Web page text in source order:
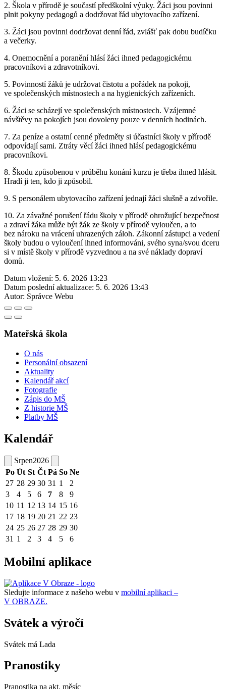
2. Škola v přírodě je součastí předškolní výuky. Žáci jsou povinni
plnit pokyny pedagogů a dodržovat řád ubytovacího zařízení.
3. Žáci jsou povinni dodržovat denní řád, zvlášť pak dobu budíčku
a večerky.
4. Onemocnění a poranění hlásí žáci ihned pedagogickému
pracovníkovi a zdravotníkovi.
5. Povinností žáků je udržovat čistotu a pořádek na pokoji,
ve společenských místnostech a na hygienických zařízeních.
6. Žáci se scházejí ve společenských místnostech. Vzájemné
návštěvy na pokojích jsou dovoleny pouze v denních hodinách.
7. Za peníze a ostatní cenné předměty si účastníci školy v přírodě
odpovídají sami. Ztráty věcí žáci ihned hlásí pedagogickému
pracovníkovi.
8. Škodu způsobenou v průběhu konání kurzu je třeba ihned hlásit.
Hradí ji ten, kdo ji způsobil.
9. S personálem ubytovacího zařízení jednají žáci slušně a zdvořile.
10. Za závažné porušení řádu školy v přírodě ohrožující bezpečnost
a zdraví žáka může být žák ze školy v přírodě vyloučen, a to
bez nároku na vrácení uhrazených záloh. Zákonní zástupci a vedení
školy budou o vyloučení ihned informováni, svého syna/svou dceru
si v místě školy v přírodě vyzvednou a na své náklady dopraví
domů.
Datum vložení: 5. 6. 2026 13:23
Datum poslední aktualizace: 5. 6. 2026 13:43
Autor: Správce Webu
Mateřská škola
O nás
Personální obsazení
Aktuality
Kalendář akcí
Fotografie
Zápis do MŠ
Z historie MŠ
Platby MŠ
Kalendář
Srpen2026
Po Út St Čt Pá So Ne
27 28 29 30 31 1
2
3
4 5 6 7 8
9
10 11 12 13 14 15 16
17 18 19 20 21 22 23
24 25 26 27 28 29 30
31 1 2 3 4 5 6
Mobilní aplikace
Sledujte informace z našeho webu v mobilní aplikaci –
V OBRAZE.
Svátek a výročí
Svátek má Lada
Pranostiky
Pranostika na akt. měsíc